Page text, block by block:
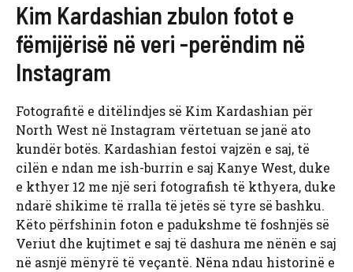
Kim Kardashian zbulon fotot e
fëmijërisë në veri -perëndim në
Instagram
Fotografitë e ditëlindjes së Kim Kardashian për
North West në Instagram vërtetuan se janë ato
kundër botës. Kardashian festoi vajzën e saj, të
cilën e ndan me ish-burrin e saj Kanye West, duke
e kthyer 12 me një seri fotografish të kthyera, duke
ndarë shikime të rralla të jetës së tyre së bashku.
Këto përfshinin foton e padukshme të foshnjës së
Veriut dhe kujtimet e saj të dashura me nënën e saj
në asnjë mënyrë të veçantë. Nëna ndau historinë e